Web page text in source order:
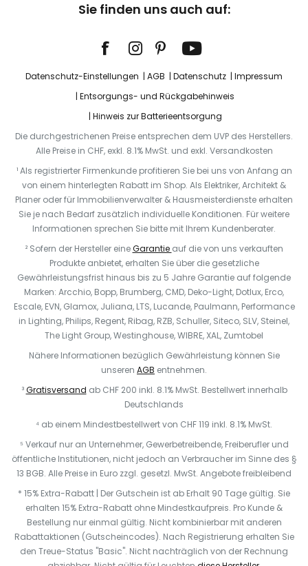
Sie finden uns auch auf:
Datenschutz-Einstellungen AGB Datenschutz
Impressum
Entsorgungs- und Rückgabehinweis
Hinweis zur Batterieentsorgung
Die durchgestrichenen Preise entsprechen dem UVP des Herstellers.
Alle Preise in CHF, exkl. 8.1% MwSt. und exkl. Versandkosten
¹ Als registrierter Firmenkunde profitieren Sie bei uns von Anfang an
von einem hinterlegten Rabatt im Shop. Als Elektriker, Architekt &
Planer oder für Immobilienverwalter & Hausmeisterdienste erhalten
Sie je nach Bedarf zusätzlich individuelle Konditionen. Für weitere
Informationen sprechen Sie bitte mit Ihrem Kundenberater.
² Sofern der Hersteller eineGarantie auf die von uns verkauften
Produkte anbietet, erhalten Sie über die gesetzliche
Gewährleistungsfrist hinaus bis zu 5 Jahre Garantie auf folgende
Marken: Arcchio, Bopp, Brumberg, CMD, Deko-Light, Dotlux, Erco,
Escale, EVN, Glamox, Juliana, LTS, Lucande, Paulmann, Performance
in Lighting, Philips, Regent, Ribag, RZB, Schuller, Siteco, SLV, Steinel,
The Light Group, Westinghouse, WIBRE, XAL, Zumtobel
Nähere Informationen bezüglich Gewährleistung können Sie
unseren AGB entnehmen.
³Gratisversand ab CHF 200 inkl. 8.1% MwSt. Bestellwert innerhalb
Deutschlands
⁴ ab einem Mindestbestellwert von CHF 119 inkl. 8.1% MwSt.
⁵ Verkauf nur an Unternehmer, Gewerbetreibende, Freiberufler und
öffentliche Institutionen, nicht jedoch an Verbraucher im Sinne des §
13 BGB. Alle Preise in Euro zzgl. gesetzl. MwSt. Angebote freibleibend
* 15% Extra-Rabatt | Der Gutschein ist ab Erhalt 90 Tage gültig. Sie
erhalten 15% Extra-Rabatt ohne Mindestkaufpreis. Pro Kunde &
Bestellung nur einmal gültig. Nicht kombinierbar mit anderen
Rabattaktionen (Gutscheincodes). Nach Registrierung erhalten Sie
den Treue-Status "Basic". Nicht nachträglich von der Rechnung